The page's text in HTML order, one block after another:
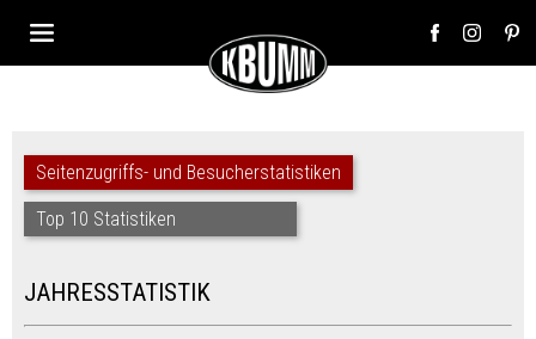
Seitenzugriffs- und Besucherstatistiken
Top 10 Statistiken
JAHRESSTATISTIK